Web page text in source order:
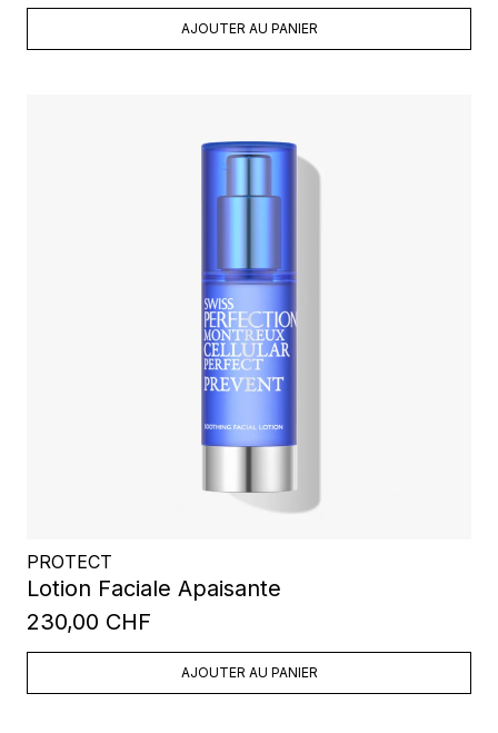
AJOUTER AU PANIER
PROTECT
Lotion Faciale Apaisante
230,00 CHF
AJOUTER AU PANIER